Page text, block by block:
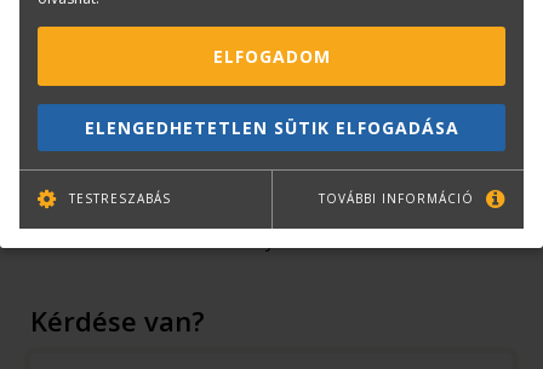
Oldalak száma:
248
Kiadó:
TERC Kft.
Kiadás éve:
2018
Könyv nyelve:
Kérdése van?
ELFOGADOM
ELENGEDHETETLEN SÜTIK ELFOGADÁSA
TESTRESZABÁS TOVÁBBI INFORMÁCIÓ